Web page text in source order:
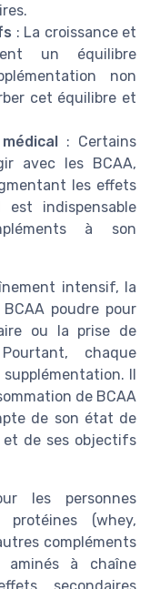
: La croissance et
un équilibre
non
cet équilibre et
: Certains
avec les BCAA,
les effets
est indispensable
à son
intensif, la
poudre pour
ou la prise de
chaque
Il
de BCAA
de son état de
et de ses objectifs
les personnes
(whey,
compléments
aminés à chaîne
secondaires